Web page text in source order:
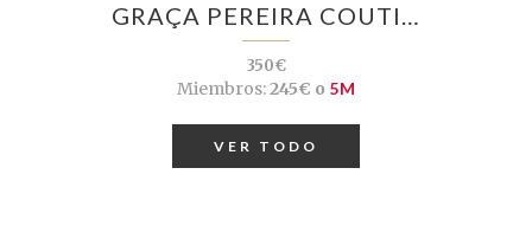
GRAÇA PEREIRA COUTI…
350€
Miembros:245€ o 5M
VER TODO